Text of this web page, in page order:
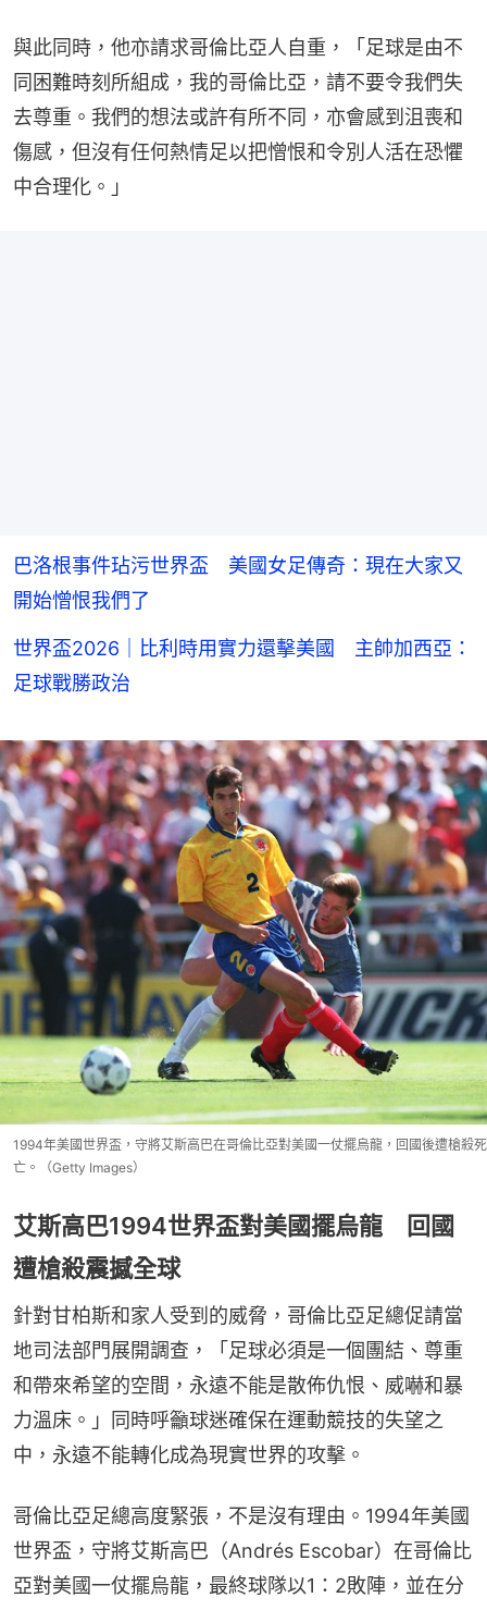
與此同時，他亦請求哥倫比亞人自重，「足球是由不
同困難時刻所組成，我的哥倫比亞，請不要令我們失
去尊重。我們的想法或許有所不同，亦會感到沮喪和
傷感，但沒有任何熱情足以把憎恨和令別人活在恐懼
中合理化。」
巴洛根事件玷污世界盃 美國女足傳奇：現在大家又
開始憎恨我們了
世界盃2026｜比利時用實力還擊美國 主帥加西亞：
足球戰勝政治
1994年美國世界盃，守將艾斯高巴在哥倫比亞對美國一仗擺烏龍，回國後遭槍殺死
亡。（Getty Images）
艾斯高巴1994世界盃對美國擺烏龍 回國
遭槍殺震撼全球
針對甘柏斯和家人受到的威脅，哥倫比亞足總促請當
地司法部門展開調查，「足球必須是一個團結、尊重
和帶來希望的空間，永遠不能是散佈仇恨、威嚇和暴
力溫床。」同時呼籲球迷確保在運動競技的失望之
中，永遠不能轉化成為現實世界的攻擊。
哥倫比亞足總高度緊張，不是沒有理由。1994年美國
世界盃，守將艾斯高巴（Andrés Escobar）在哥倫比
亞對美國一仗擺烏龍，最終球隊以1：2敗陣，並在分